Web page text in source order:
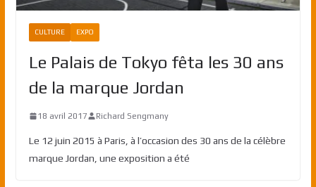
CULTURE EXPO
Le Palais de Tokyo fêta les 30 ans
de la marque Jordan
18 avril 2017 Richard Sengmany
Le 12 juin 2015 à Paris, à l’occasion des 30 ans de la célèbre
marque Jordan, une exposition a été